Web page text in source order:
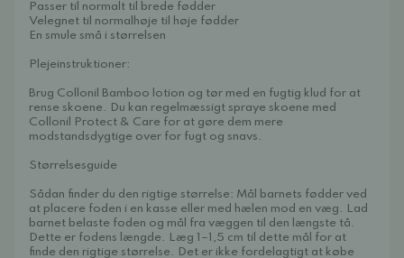
Passer til normalt til brede fødder
Velegnet til normalhøje til høje fødder
En smule små i størrelsen
Plejeinstruktioner:
Brug Collonil Bamboo lotion og tør med en fugtig klud for at
rense skoene. Du kan regelmæssigt spraye skoene med
Collonil Protect & Care for at gøre dem mere
modstandsdygtige over for fugt og snavs.
Størrelsesguide
Sådan finder du den rigtige størrelse: Mål barnets fødder ved
at placere foden i en kasse eller med hælen mod en væg. Lad
barnet belaste foden og mål fra væggen til den længste tå.
Dette er fodens længde. Læg 1–1,5 cm til dette mål for at
finde den rigtige størrelse. Det er ikke fordelagtigt at købe